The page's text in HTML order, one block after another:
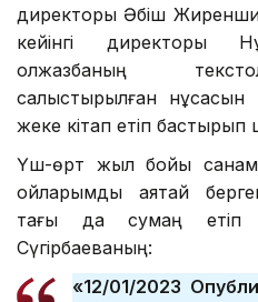
директоры Әбіш
кейінгі директоры
қолжазбаның
салыстырылған
жеке кітап етіп
Үш-өрт жыл бойы
ойларымды аяқтай
тағы да сумаң
Сүгірбаеваның:
«12/01/2023